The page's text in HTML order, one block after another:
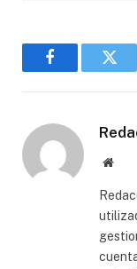
Facebook
Sitio